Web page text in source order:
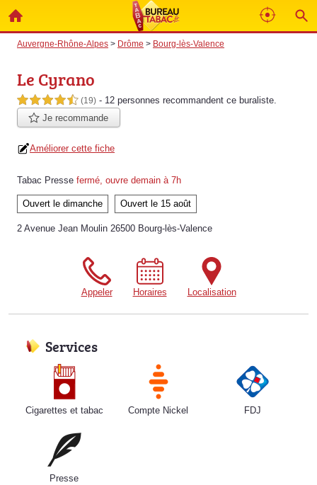
Auvergne-Rhône-Alpes > Drôme > Bourg-lès-Valence
Le Cyrano
4,5 étoiles sur 5 (19) - 12 personnes recommandent ce buraliste.
Je recommande
Améliorer cette fiche
Tabac Presse fermé, ouvre demain à 7h
Ouvert le dimanche Ouvert le 15 août
2 Avenue Jean Moulin 26500 Bourg-lès-Valence
Appeler Horaires Localisation
Services
Cigarettes et tabac Compte Nickel FDJ
Presse